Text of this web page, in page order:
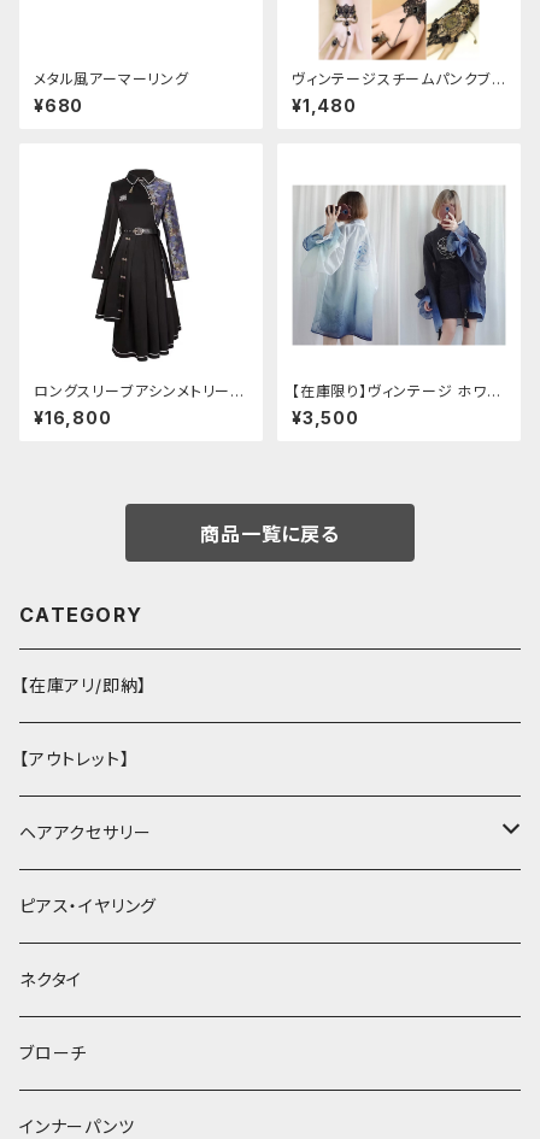
メタル風アーマーリング
¥680
ヴィンテージスチームパンクブレ
スレット
¥1,480
ロングスリーブアシンメトリーチ
ャイナドレス
¥16,800
【在庫限り】ヴィンテージ ホワイ
トタイガー チョンサム ショートス
リーブ
¥3,500
商品一覧に戻る
CATEGORY
【在庫アリ/即納】
【アウトレット】
ヘアアクセサリー
ヘアクリップ
ヘッドドレス・カチューシャ
ヘアゴム
簪
ピアス・イヤリング
ネクタイ
ブローチ
インナーパンツ